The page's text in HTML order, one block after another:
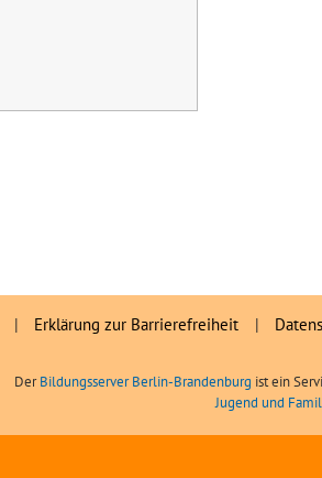
| Erklärung zur Barrierefreiheit |
DerBildungsserver Berlin-Brandenburg ist ein
Jugend und